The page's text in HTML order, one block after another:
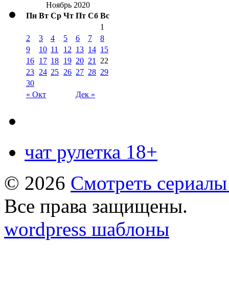
Ноябрь 2020
Пн Вт Ср Чт Пт Сб Вс
« Окт Дек »
1
2
3 4 5 6 7
8
9
10 11 12 13 14 15
16 17 18 19 20 21
22
23 24 25 26 27 28 29
30
чат рулетка 18+
© 2026 Смотреть
Все права защищены.
wordpress шаблоны